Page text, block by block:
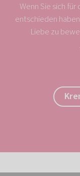
Wenn Sie sich für
entschieden
Liebe zu